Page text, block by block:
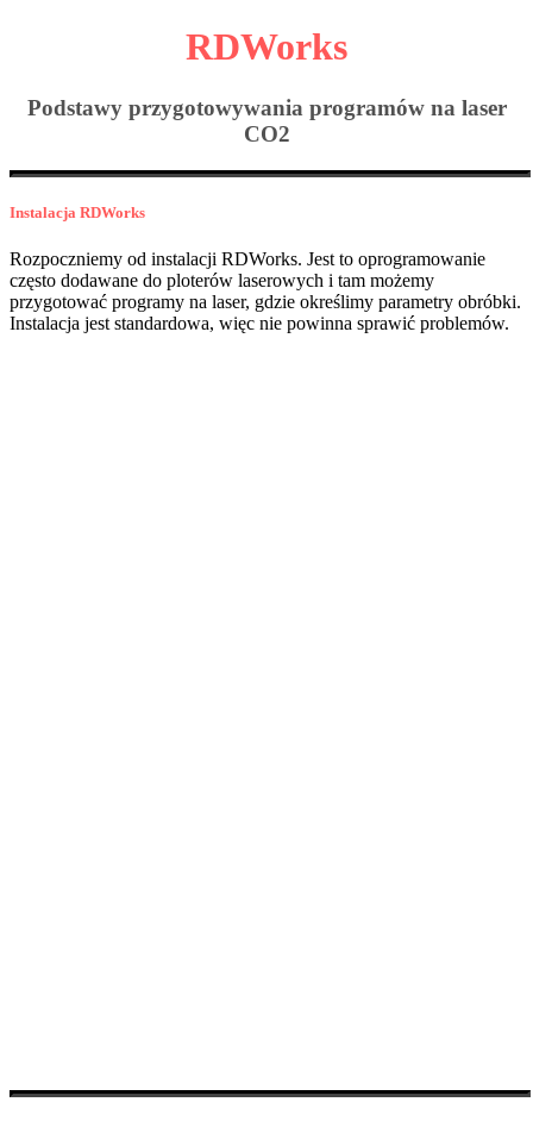
RDWorks
Podstawy przygotowywania programów na laser
CO2
Instalacja RDWorks
Rozpoczniemy od instalacji RDWorks. Jest to oprogramowanie
często dodawane do ploterów laserowych i tam możemy
przygotować programy na laser, gdzie określimy parametry obróbki.
Instalacja jest standardowa, więc nie powinna sprawić problemów.